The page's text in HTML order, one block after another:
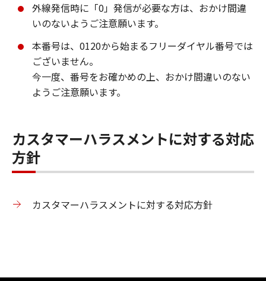
外線発信時に「0」発信が必要な方は、おかけ間違
いのないようご注意願います。
本番号は、0120から始まるフリーダイヤル番号では
ございません。
今一度、番号をお確かめの上、おかけ間違いのない
ようご注意願います。
カスタマーハラスメントに対する対応
方針
カスタマーハラスメントに対する対応方針